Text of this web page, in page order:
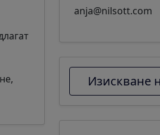
anja@nilsott.com
Изискване